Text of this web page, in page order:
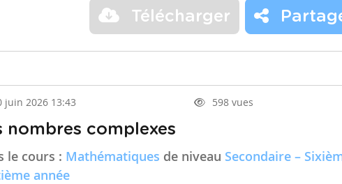
Télécharger
juin 2026 13:43 598 vues
nombres complexes
le cours : Mathématiques de niveau Secondaire –
année